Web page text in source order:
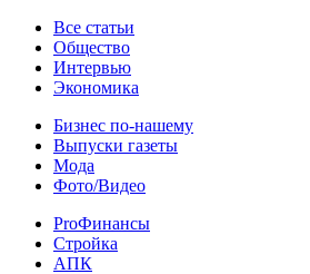
Статьи
Все статьи
Общество
Интервью
Экономика
Разное
Бизнес по-нашему
Выпуски газеты
Мода
Фото/Видео
Pro
ProФинансы
Стройка
АПК